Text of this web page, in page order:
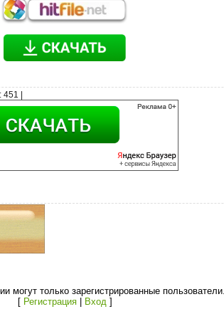
: 451 |
могут только зарегистрированные
[ Регистрация| Вход]